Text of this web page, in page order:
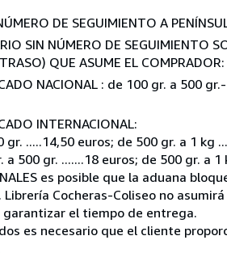
DE SEGUIMIENTO A
SIN NÚMERO DE SEGUIMIENTO
QUE ASUME EL
NACIONAL : de 100 gr. a
INTERNACIONAL:
gr. .....14,50 euros; de 500 gr. a 1 kg
a 500 gr. .......18 euros; de 500 gr. a
es posible que la aduana
Cocheras-Coliseo no
garantizar el tiempo de entrega.
es necesario que el cliente